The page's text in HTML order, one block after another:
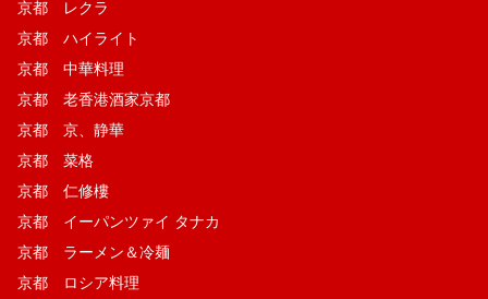
京都 レクラ
京都 ハイライト
京都 中華料理
京都 老香港酒家京都
京都 京、静華
京都 菜格
京都 仁修樓
京都 イーパンツァイ タナカ
京都 ラーメン＆冷麺
京都 ロシア料理